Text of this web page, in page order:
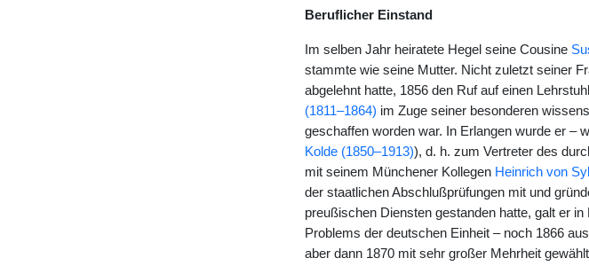
Beruflicher Einstand
Im selben Jahr heiratete Hegel seine Cousine
stammte wie seine Mutter. Nicht zuletzt seiner
abgelehnt hatte, 1856 den Ruf auf einen
(1811–1864) im Zuge seiner besonderen
geschaffen worden war. In Erlangen wurde er –
Kolde (1850–1913)), d. h. zum Vertreter des
mit seinem Münchener Kollegen Heinrich von
der staatlichen Abschlußprüfungen mit und
preußischen Diensten gestanden hatte, galt er in
Problems der deutschen Einheit – noch 1866
aber dann 1870 mit sehr großer Mehrheit